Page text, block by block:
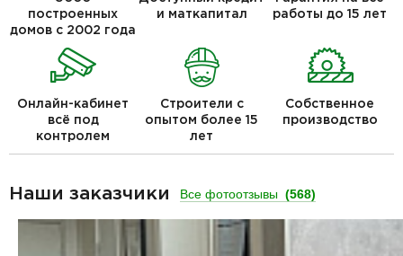
построенных
домов с 2002 года
и маткапитал
работы до 15 лет
Онлайн-кабинет
всё под
контролем
Строители с
опытом более 15
лет
Собственное
производство
Наши заказчики Все фотоотзывы (568)